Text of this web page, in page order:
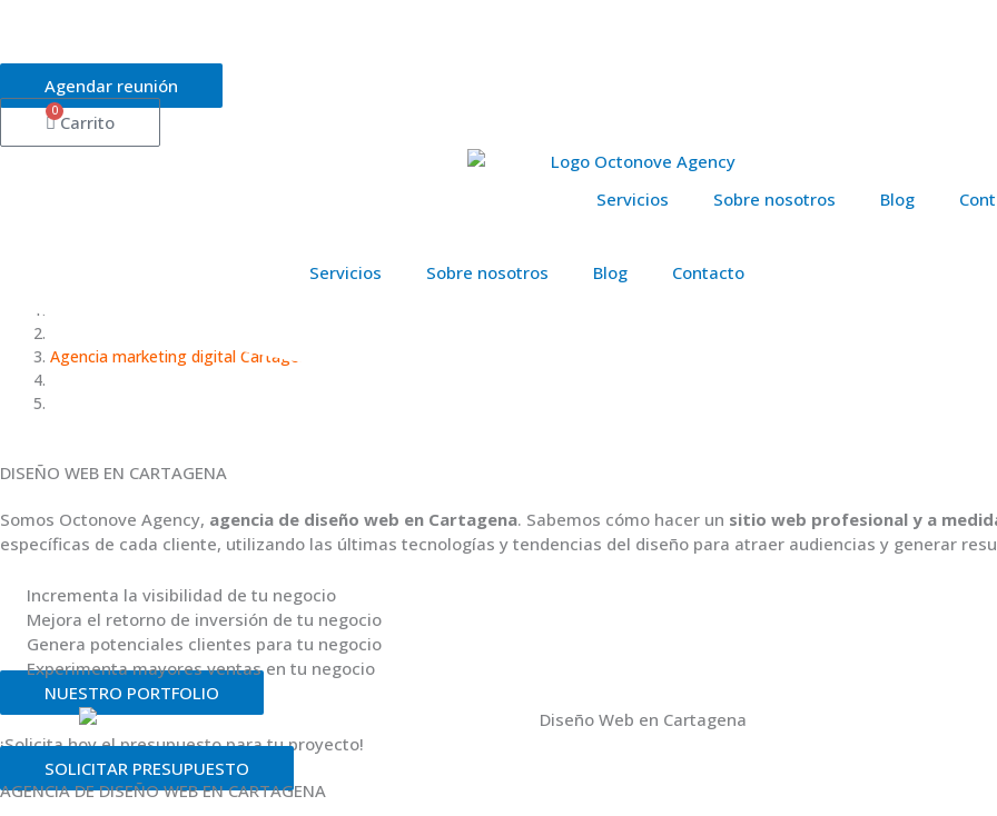
contenido
Agendar reunión
0
Carrito
Servicios Sobre nosotros Blog
Servicios Sobre nosotros Blog Contacto
Agencia marketing digital Cartagena
DISEÑO WEB EN CARTAGENA
Somos Octonove Agency, agencia de diseño web en Cartagena. Sabemos cómo hacer un sitio web profesional y a
específicas de cada cliente, utilizando las últimas tecnologías y tendencias del diseño para atraer audiencias y generar
Incrementa la visibilidad de tu negocio
Mejora el retorno de inversión de tu negocio
Genera potenciales clientes para tu negocio
Experimenta mayores ventas en tu negocio
NUESTRO PORTFOLIO
¡Solicita hoy el presupuesto para tu proyecto!
SOLICITAR PRESUPUESTO
AGENCIA DE DISEÑO WEB EN CARTAGENA